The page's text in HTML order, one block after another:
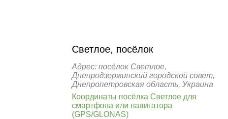
Светлое, посёлок
Адрес: посёлок Светлое,
Днепродзержинский городской совет,
Днепропетровская область, Украина
Координаты посёлка Светлое для
смартфона или навигатора
(GPS/GLONAS)